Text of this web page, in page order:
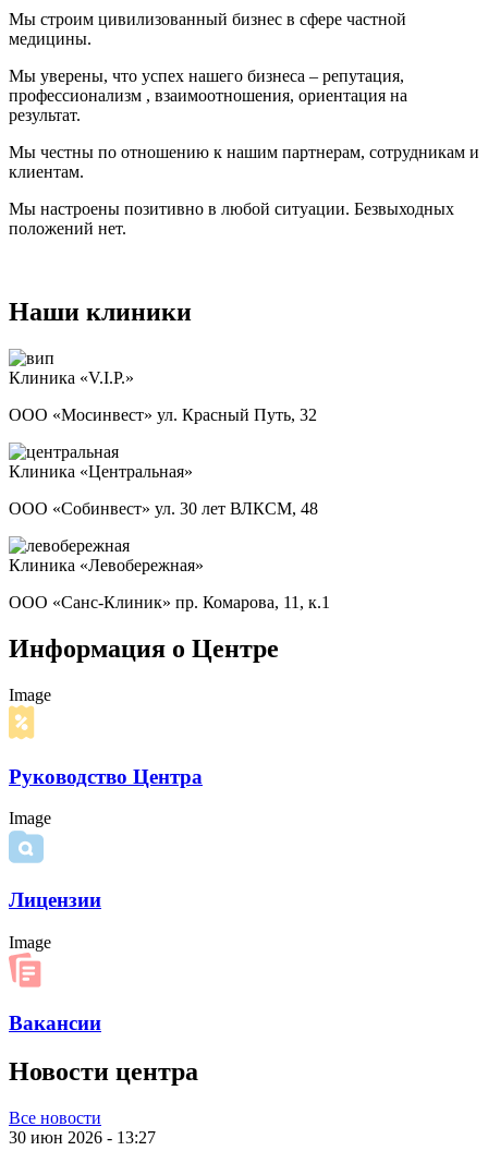
Мы строим цивилизованный бизнес в сфере частной
медицины.
Мы уверены, что успех нашего бизнеса – репутация,
профессионализм , взаимоотношения, ориентация на
результат.
Мы честны по отношению к нашим партнерам, сотрудникам и
клиентам.
Мы настроены позитивно в любой ситуации. Безвыходных
положений нет.
Наши клиники
Клиника «V.I.P.»
ООО «Мосинвест» ул. Красный Путь, 32
Клиника «Центральная»
ООО «Собинвест» ул. 30 лет ВЛКСМ, 48
Клиника «Левобережная»
ООО «Санс-Клиник» пр. Комарова, 11, к.1
Информация о Центре
Image
Руководство Центра
Image
Лицензии
Image
Вакансии
Новости центра
Все новости
30 июн 2026 - 13:27